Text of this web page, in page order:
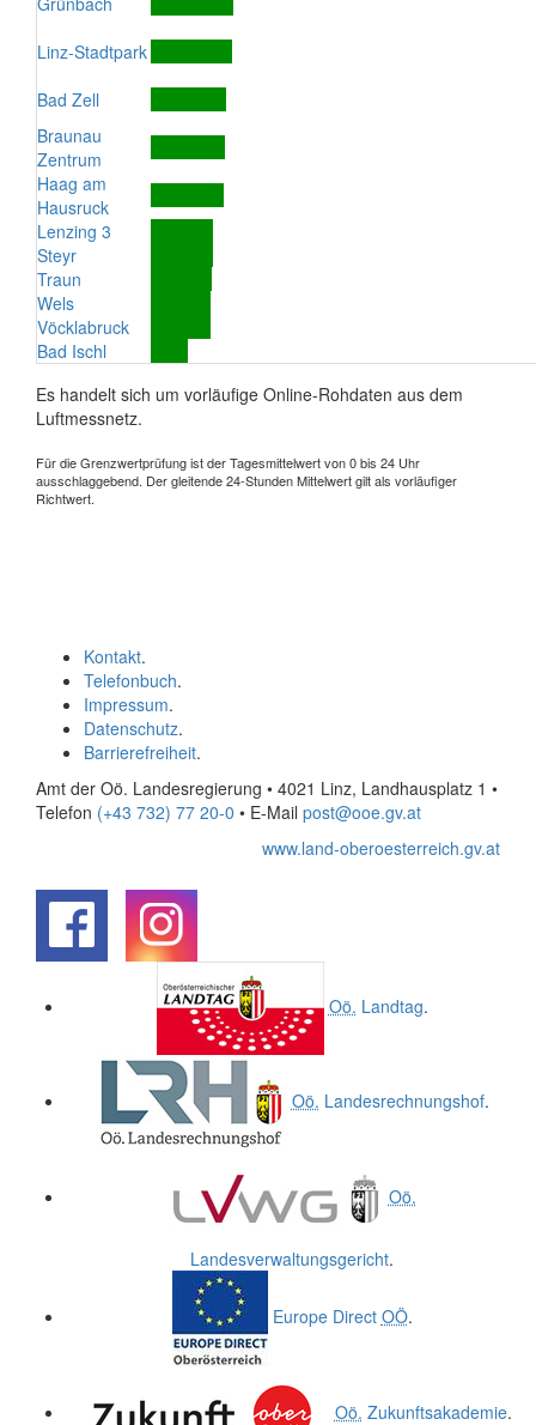
Linz-Stadtpark
Bad Zell
Braunau
Zentrum
Haag am
Hausruck
Lenzing 3
Steyr
Traun
Wels
Vöcklabruck
Bad Ischl
Es handelt sich um vorläufige Online-Rohdaten aus dem
Luftmessnetz.
Für die Grenzwertprüfung ist der Tagesmittelwert von 0 bis 24 Uhr
ausschlaggebend. Der gleitende 24-Stunden Mittelwert gilt als vorläufiger
Richtwert.
Kontakt.
Telefonbuch.
Impressum.
Datenschutz.
Barrierefreiheit.
Amt der Oö. Landesregierung • 4021 Linz, Landhausplatz 1 •
Telefon (+43 732) 77 20-0 • E-Mail post@ooe.gv.at
www.land-oberoesterreich.gv.at
Oö. Landtag.
Oö. Landesrechnungshof.
Oö.
Landesverwaltungsgericht.
Europe Direct OÖ.
Oö. Zukunftsakademie.